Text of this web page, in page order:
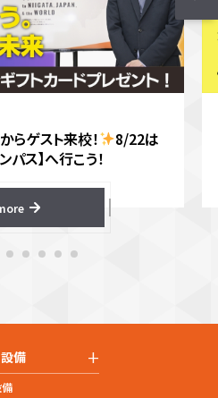
ゲスト来校！
8/22は
パス】へ行こう！
設備 +